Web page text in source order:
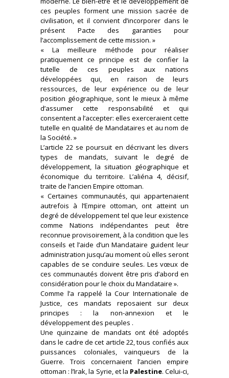
ces peuples forment une mission sacrée de
civilisation, et il convient d’incorporer dans le
présent Pacte des garanties pour
l’accomplissement de cette mission. »
« La meilleure méthode pour réaliser
pratiquement ce principe est de confier la
tutelle de ces peuples aux nations
développées qui, en raison de leurs
ressources, de leur expérience ou de leur
position géographique, sont le mieux à même
d’assumer cette responsabilité et qui
consentent a l’accepter: elles exerceraient cette
tutelle en qualité de Mandataires et au nom de
la Société. »
L’article 22 se poursuit en décrivant les divers
types de mandats, suivant le degré de
développement, la situation géographique et
économique du territoire. L’aliéna 4, décisif,
traite de l’ancien Empire ottoman.
« Certaines communautés, qui appartenaient
autrefois à l’Empire ottoman, ont atteint un
degré de développement tel que leur existence
comme Nations indépendantes peut être
reconnue provisoirement, à la condition que les
conseils et l’aide d’un Mandataire guident leur
administration jusqu’au moment où elles seront
capables de se conduire seules. Les vœux de
ces communautés doivent être pris d’abord en
considération pour le choix du Mandataire ».
Comme l’a rappelé la Cour Internationale de
Justice, ces mandats reposaient sur deux
principes : la non-annexion et le
développement des peuples .
Une quinzaine de mandats ont été adoptés
dans le cadre de cet article 22, tous confiés aux
puissances coloniales, vainqueurs de la
Guerre. Trois concernaient l’ancien empire
ottoman : l’Irak, la Syrie, et la Palestine. Celui-ci,